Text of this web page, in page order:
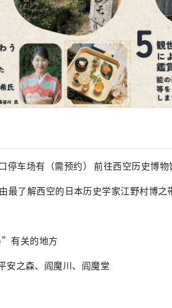
停车场有（需预约） 前往西空历史博物
最了解西空的日本历史学家江野村博之
”有关的地方
安之森、阎魔川、阎魔堂